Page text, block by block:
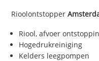
Rioolontstopper
Riool, afvoer
Hogedrukreiniging
Kelders leegpompen